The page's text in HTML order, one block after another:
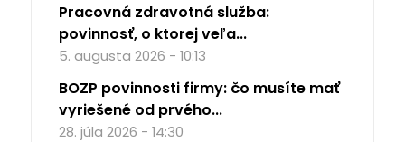
Pracovná zdravotná služba:
povinnosť, o ktorej veľa...
5. augusta 2026 - 10:13
BOZP povinnosti firmy: čo musíte mať
vyriešené od prvého...
28. júla 2026 - 14:30